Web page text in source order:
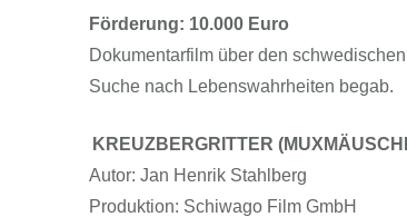
Förderung: 10.000 Euro
Dokumentarfilm über den
Suche nach Lebenswahrheiten begab.
KREUZBERGRITTER
Autor: Jan Henrik Stahlberg
Produktion: Schiwago Film GmbH